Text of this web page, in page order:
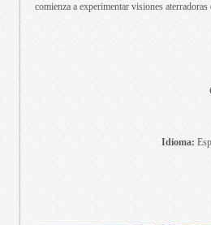
comienza a experimentar visiones
Idioma: